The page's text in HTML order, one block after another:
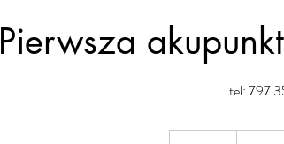
Pierwsza
tel: 797